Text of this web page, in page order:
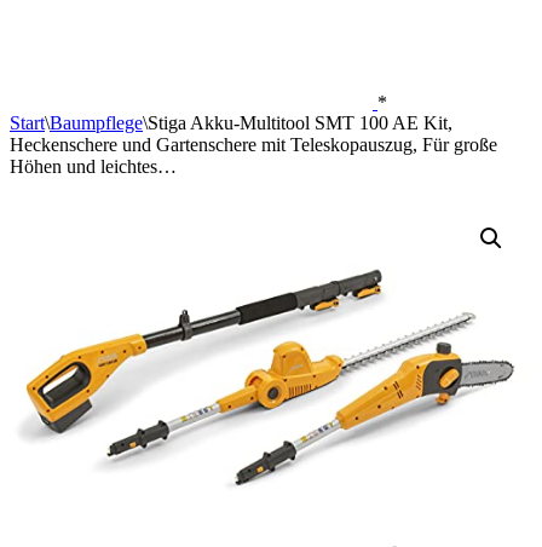
*
Start\Baumpflege\Stiga Akku-Multitool SMT 100 AE Kit,
Heckenschere und Gartenschere mit Teleskopauszug, Für große
Höhen und leichtes…